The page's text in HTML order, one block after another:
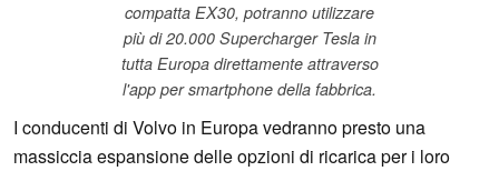
compatta EX30, potranno utilizzare
più di 20.000 Supercharger Tesla in
tutta Europa direttamente attraverso
l'app per smartphone della fabbrica.
I conducenti di Volvo in Europa vedranno presto una
massiccia espansione delle opzioni di ricarica per i loro